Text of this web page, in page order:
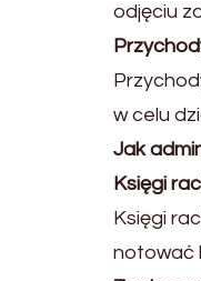
odjęciu
w celu
Jak
Księgi
Księgi
notować